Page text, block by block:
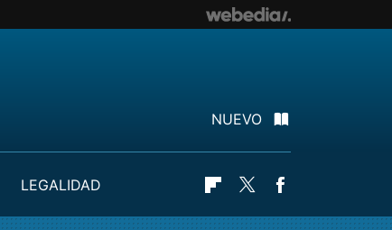
NUEVO
LEGALIDAD
Flipboard
Twitter